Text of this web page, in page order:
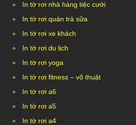
In tờ rơi nhà hàng tiệc cưới
In tờ rơi quán trà sữa
In tờ rơi xe khách
In tờ rơi du lịch
In tờ rơi yoga
In tờ rơi fitness – võ thuật
In tờ rơi a6
In tờ rơi a5
In tờ rơi a4